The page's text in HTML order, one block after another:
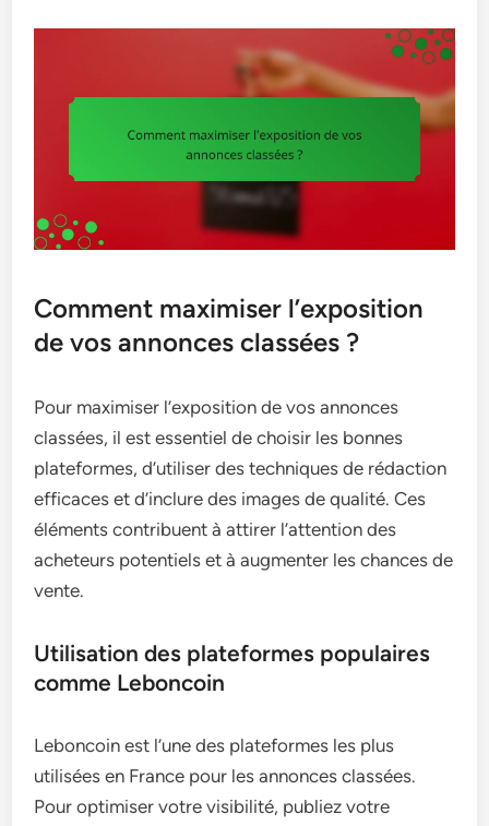
Comment maximiser l’exposition
de vos annonces classées ?
Pour maximiser l’exposition de vos annonces
classées, il est essentiel de choisir les bonnes
plateformes, d’utiliser des techniques de rédaction
efficaces et d’inclure des images de qualité. Ces
éléments contribuent à attirer l’attention des
acheteurs potentiels et à augmenter les chances de
vente.
Utilisation des plateformes populaires
comme Leboncoin
Leboncoin est l’une des plateformes les plus
utilisées en France pour les annonces classées.
Pour optimiser votre visibilité, publiez votre